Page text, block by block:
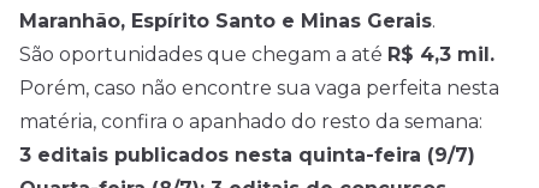
Maranhão, Espírito Santo e Minas Gerais.
São oportunidades que chegam a até R$ 4,3 mil.
Porém, caso não encontre sua vaga perfeita nesta
matéria, confira o apanhado do resto da semana:
3 editais publicados nesta quinta-feira (9/7)